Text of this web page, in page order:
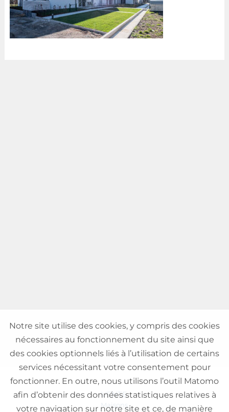
VENTE
Maisons
Notre site utilise des cookies, y compris des cookies
nécessaires au fonctionnement du site ainsi que
des cookies optionnels liés à l’utilisation de certains
services nécessitant votre consentement pour
fonctionner. En outre, nous utilisons l’outil Matomo
afin d’obtenir des données statistiques relatives à
votre navigation sur notre site et ce, de manière